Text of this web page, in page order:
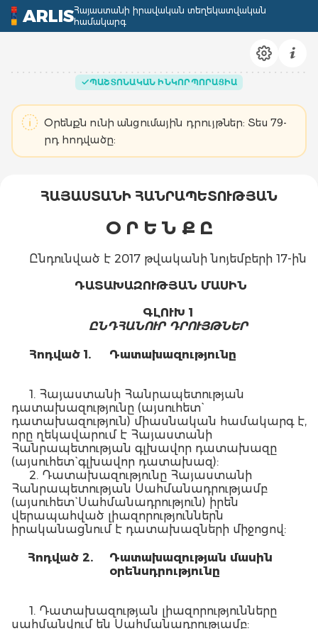
ARLISՀայաստանի իրավական տեղեկատվական
համակարգ
ՊԱՇՏՈՆԱԿԱՆ ԻՆԿՈՐՊՈՐԱՑԻԱ
Օրենքն ունի անցումային դրույթներ: Տես 79-
րդ հոդվածը:
ՀԱՅԱՍՏԱՆԻ ՀԱՆՐԱՊԵՏՈՒԹՅԱՆ
Օ Ր Ե Ն Ք Ը
Ընդունված է 2017 թվականի նոյեմբերի 17-ին
ԴԱՏԱԽԱԶՈՒԹՅԱՆ ՄԱՍԻՆ
ԳԼՈՒԽ 1
ԸՆԴՀԱՆՈՒՐ ԴՐՈՒՅԹՆԵՐ
Հոդված 1. Դատախազությունը
1. Հայաստանի Հանրապետության
դատախազությունը (այսուհետ`
դատախազություն) միասնական համակարգ է,
որը ղեկավարում է Հայաստանի
Հանրապետության գլխավոր դատախազը
(այսուհետ` գլխավոր դատախազ):
2. Դատախազությունը Հայաստանի
Հանրապետության Սահմանադրությամբ
(այսուհետ` Սահմանադրություն) իրեն
վերապահված լիազորություններն
իրականացնում է դատախազների միջոցով:
Հոդված 2.
Դատախազության մասին
օրենսդրությունը
1. Դատախազության լիազորությունները
սահմանվում են Սահմանադրությամբ: